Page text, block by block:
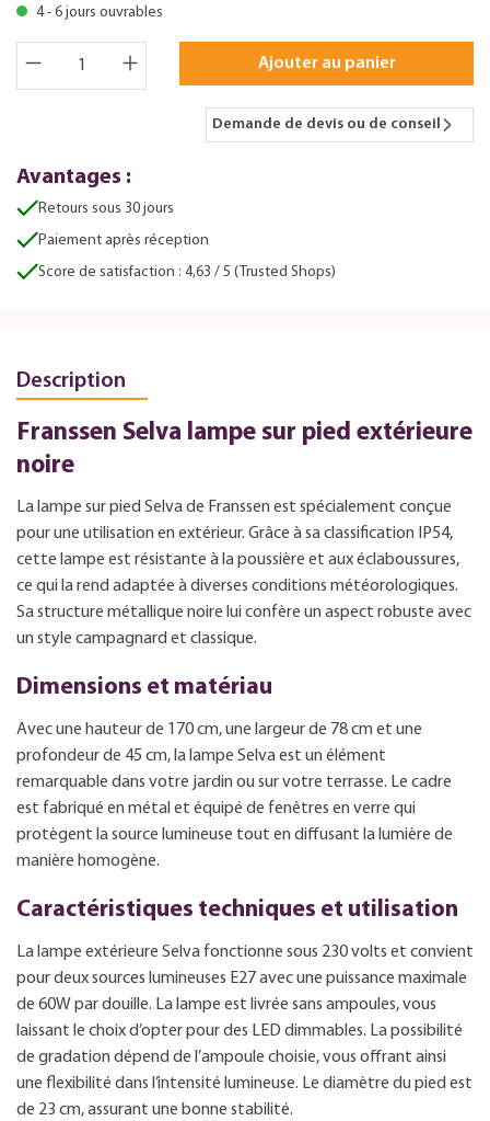
4 - 6 jours ouvrables
Ajouter au panier
Demande de devis ou de conseil
Avantages :
Retours sous 30 jours
Paiement après réception
Score de satisfaction : 4,63 / 5 (Trusted Shops)
Description
Franssen Selva lampe sur pied extérieure
noire
La lampe sur pied Selva de Franssen est spécialement conçue
pour une utilisation en extérieur. Grâce à sa classification IP54,
cette lampe est résistante à la poussière et aux éclaboussures,
ce qui la rend adaptée à diverses conditions météorologiques.
Sa structure métallique noire lui confère un aspect robuste avec
un style campagnard et classique.
Dimensions et matériau
Avec une hauteur de 170 cm, une largeur de 78 cm et une
profondeur de 45 cm, la lampe Selva est un élément
remarquable dans votre jardin ou sur votre terrasse. Le cadre
est fabriqué en métal et équipé de fenêtres en verre qui
protègent la source lumineuse tout en diffusant la lumière de
manière homogène.
Caractéristiques techniques et utilisation
La lampe extérieure Selva fonctionne sous 230 volts et convient
pour deux sources lumineuses E27 avec une puissance maximale
de 60W par douille. La lampe est livrée sans ampoules, vous
laissant le choix d’opter pour des LED dimmables. La possibilité
de gradation dépend de l’ampoule choisie, vous offrant ainsi
une flexibilité dans l’intensité lumineuse. Le diamètre du pied est
de 23 cm, assurant une bonne stabilité.